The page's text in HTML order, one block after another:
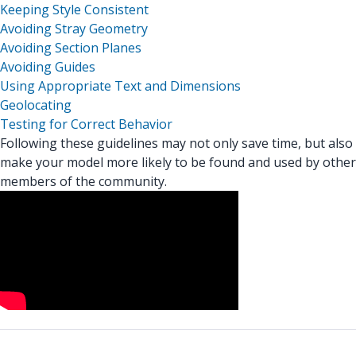
Keeping Style Consistent
Avoiding Stray Geometry
Avoiding Section Planes
Avoiding Guides
Using Appropriate Text and Dimensions
Geolocating
Testing for Correct Behavior
Following these guidelines may not only save time, but also
make your model more likely to be found and used by other
members of the community.